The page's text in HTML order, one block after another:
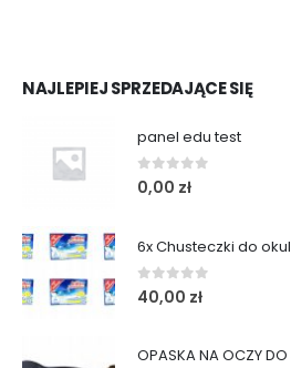
NAJLEPIEJ SPRZEDAJĄCE SIĘ
panel edu test
0 out of 5
0,00 zł
6x Chusteczki do
0 out of 5
40,00 zł
OPASKA NA OCZY